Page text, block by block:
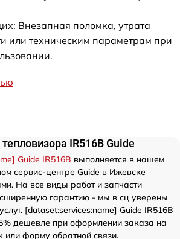
Внезапная поломка, утрата
или техническим параметрам при
IR516B Guide
Guide IR516B выполняется в нашем
сервис-центре Guide в Ижевске
На все виды работ и запчасти
гарантию - мы в сц уверены
[dataset:services:name] Guide IR516B
дешевле при оформлении заказа на
или форму обратной связи.